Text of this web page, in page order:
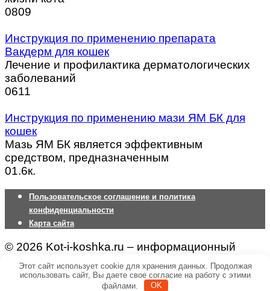
0809
Инструкция по применению препарата
Вакдерм для кошек
Лечение и профилактика дерматологических
заболеваний
0611
Инструкция по применению мази ЯМ БК для
кошек
Мазь ЯМ БК является эффективным
средством, предназначенным
01.6к.
Пользовательское соглашение и политика
конфиденциальности
Карта сайта
© 2026 Kot-i-koshka.ru – информационный
портал о породах, размножении, уходе и
содержании кошек
Этот сайт использует cookie для хранения данных. Продолжая
использовать сайт, Вы даете свое согласие на работу с этими
файлами.
OK